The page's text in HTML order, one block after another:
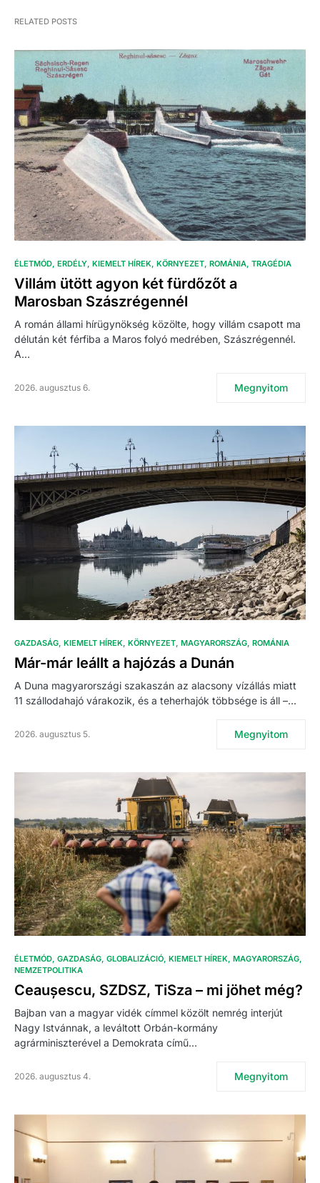
RELATED POSTS
ÉLETMÓD ERDÉLY KIEMELT HÍREK KÖRNYEZET ROMÁNIA TRAGÉDIA
Villám ütött agyon két fürdőzőt a
Marosban Szászrégennél
A román állami hírügynökség közölte, hogy villám csapott ma
délután két férfiba a Maros folyó medrében, Szászrégennél.
A…
2026. augusztus 6. Megnyitom
GAZDASÁG KIEMELT HÍREK KÖRNYEZET MAGYARORSZÁG ROMÁNIA
Már-már leállt a hajózás a Dunán
A Duna magyarországi szakaszán az alacsony vízállás miatt
11 szállodahajó várakozik, és a teherhajók többsége is áll –…
2026. augusztus 5. Megnyitom
ÉLETMÓD GAZDASÁG GLOBALIZÁCIÓ KIEMELT HÍREK MAGYARORSZÁG
NEMZETPOLITIKA
Ceaușescu, SZDSZ, TiSza – mi jöhet még?
Bajban van a magyar vidék címmel közölt nemrég interjút
Nagy Istvánnak, a leváltott Orbán-kormány
agrárminiszterével a Demokrata című…
2026. augusztus 4. Megnyitom